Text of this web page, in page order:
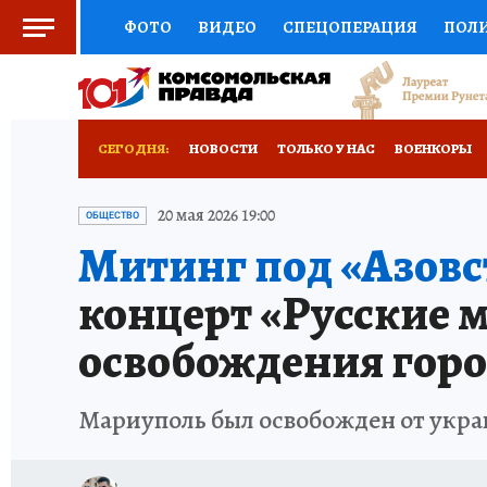
ФОТО ВИДЕО СПЕЦОПЕРАЦИЯ
СОЦПОДДЕРЖКА НАУКА СПОРТ
ВСЕ О КП
СЕГОДНЯ: НОВОСТИ ТОЛЬКО У НАС ВОЕНКОРЫ
НОВОРОССИЯ
ОБЩЕСТВО 20 мая 2026 19:00
Митинг под
концерт «Русские
освобождения
Мариуполь был освобожден от